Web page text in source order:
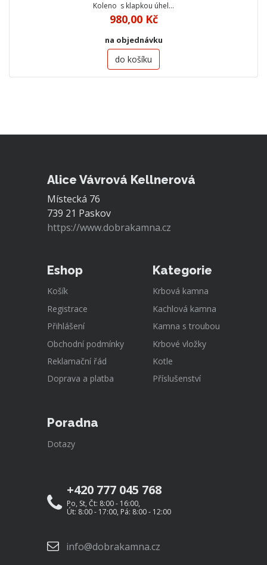
Koleno s klapkou úhel…
980,00 Kč
na objednávku
do košíku
Alice Vávrová Kellnerová
Místecká 76
739 21 Paskov
https://www.dobrakamna.cz
Eshop
Košík
Registrace
Přihlášení
Obchodní podmínky
Reklamační řád
Doprava a platba
Kategorie
Krbová kamna
Kachlová kamna
Kamna s troubou
Krbové vložky
Kotle
Příslušenství
Poradna
Dotazy
+420 777 045 768
Po, St, Čt: 8:00 - 16:00,
Út: 8:00 - 17:00, Pá: 8:00 - 12:00
info@dobrakamna.cz